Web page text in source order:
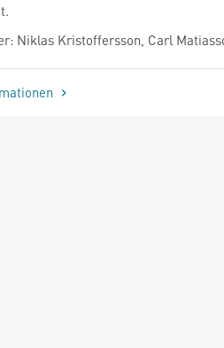
Niklas Kristoffersson, Carl